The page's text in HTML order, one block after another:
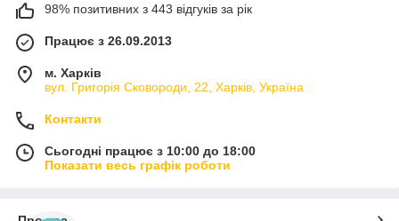
98% позитивних з 443 відгуків за рік
Працює з 26.09.2013
м. Харків
вул. Григорія Сковороди, 22, Харків, Україна
Контакти
Сьогодні працює з 10:00 до 18:00
Показати весь графік роботи